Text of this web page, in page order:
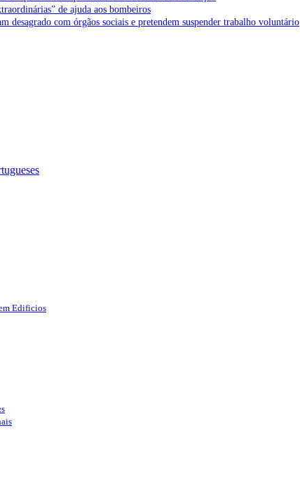
de ajuda aos bombeiros
desagrado com órgãos sociais e pretendem suspender trabalho voluntário
Edificios